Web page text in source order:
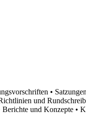
• Satzungen
und
Berichte und Konzepte •